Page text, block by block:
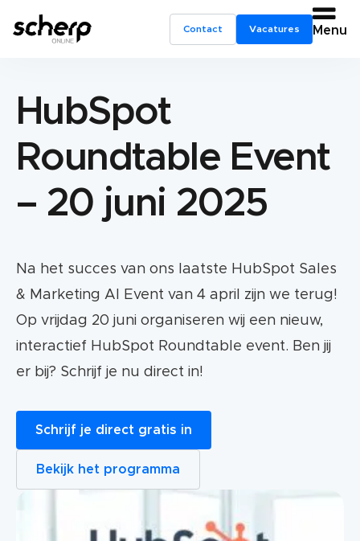
Contact Vacatures Menu
HubSpot
Roundtable Event
– 20 juni 2025
Na het succes van ons laatste HubSpot Sales
& Marketing AI Event van 4 april zijn we terug!
Op vrijdag 20 juni organiseren wij een nieuw,
interactief HubSpot Roundtable event. Ben jij
er bij? Schrijf je nu direct in!
Schrijf je direct gratis in
Bekijk het programma